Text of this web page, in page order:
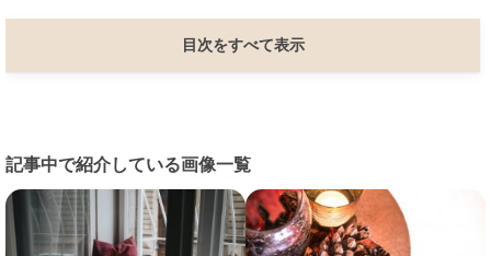
目次をすべて表示
記事中で紹介している画像一覧